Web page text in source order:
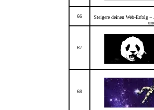
66
Steigere deinen Web-Erfolg
67
68